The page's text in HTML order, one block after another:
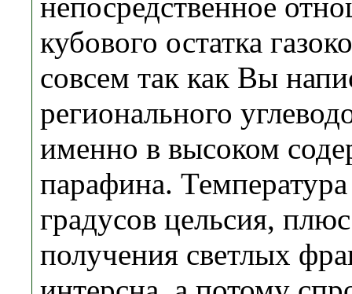
кубового остатка
совсем так как Вы
регионального
именно в высоком
парафина.
градусов цельсия,
получения светлых